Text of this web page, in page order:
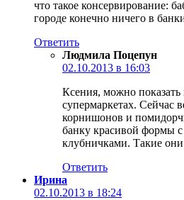
что такое консервирование:
городе конечно ничего в
Ответить
Людмила Поцепун
02.10.2013 в 16:03
Ксения, можно показать
супермаркетах. Сейчас
корнишонов и
банку красивой формы
клубничками. Такие
Ответить
Ирина
02.10.2013 в 18:24